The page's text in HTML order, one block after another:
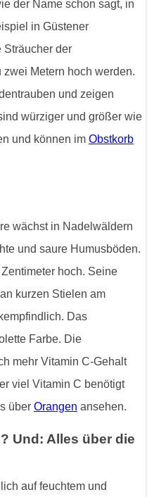
der Name schon sagt, in
in Güstener
Sträucher der
Metern hoch werden.
und zeigen
würziger und größer wie
und können im Obstkorb
wächst in Nadelwäldern
und saure Humusböden.
hoch. Seine
kurzen Stielen am
Das
Farbe. Die
mehr Vitamin C-Gehalt
viel Vitamin C benötigt
über Orangen ansehen.
Und: Alles über die
auf feuchtem und